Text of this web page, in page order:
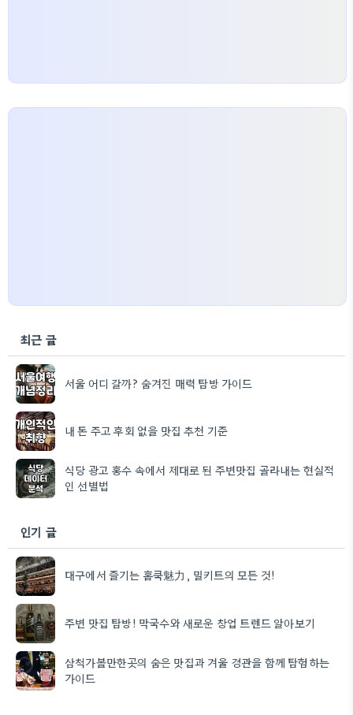
최근 글
서울 어디 갈까? 숨겨진 매력 탐방 가이드
내 돈 주고 후회 없을 맛집 추천 기준
식당 광고 홍수 속에서 제대로 된 주변맛집 골라내는 현실적
인 선별법
인기 글
대구에서 즐기는 홈쿡魅力, 밀키트의 모든 것!
주변 맛집 탐방! 막국수와 새로운 창업 트렌드 알아보기
삼척가볼만한곳의 숨은 맛집과 겨울 경관을 함께 탐험하는
가이드